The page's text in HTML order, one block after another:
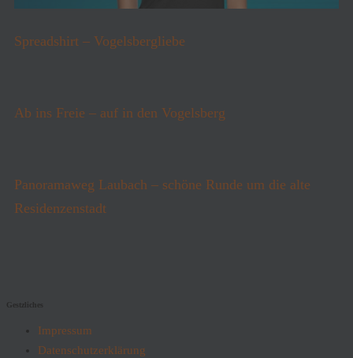
Spreadshirt – Vogelsbergliebe
Ab ins Freie – auf in den Vogelsberg
Panoramaweg Laubach – schöne Runde um die alte
Residenzenstadt
Gestzliches
Impressum
Datenschutzerklärung